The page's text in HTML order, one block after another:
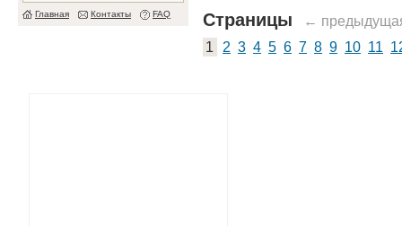
Главная Контакты FAQ Страницы ←
1 2 3 4 5 6 7 8 9 10 11